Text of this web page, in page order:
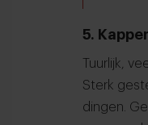
5.
Tuurlijk,
Sterk
dingen.